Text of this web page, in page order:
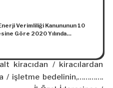
Enerji Verimliliği Kanununun 10
Göre 2020 Yılında
kiracıdan / kiracılardan
/ işletme bedelinin,………….